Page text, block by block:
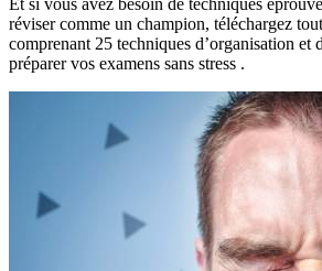
Et si vous avez besoin de techniques
réviser comme un champion, téléchargez
comprenant 25 techniques d’organisation et
préparer vos examens sans stress .